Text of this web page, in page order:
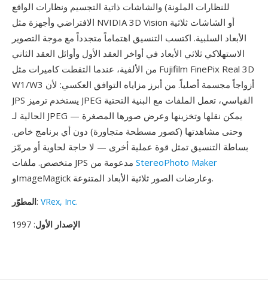
للنظارات الملونة) والشاشات ذاتية التجسيم ونظارات الواقع
الافتراضي وأجهزة مثل NVIDIA 3D Vision أو الشاشات ثلاثية
الأبعاد السلبية. اكتسب التنسيق اهتماماً متجدداً مع موجة التصوير
الاستهلاكي ثلاثي الأبعاد في أواخر العقد الأول وأوائل العقد الثاني
من الألفية، عندما التقطت كاميرات مثل Fujifilm FinePix Real 3D
W1/W3 أزواجاً مجسمة أصلياً. من أبرز مزاياه التوافق العكسي: لأن
JPS يستخدم ترميز JPEG القياسي، تعمل الملفات مع البنية التحتية
الحالية لـ JPEG — يمكن نقلها وتخزينها وعرض صورها المصغرة
وحتى مشاهدتها (كصور مسطحة متجاورة) دون أي برنامج خاص.
بساطة التنسيق تمثل قوة عملية أخرى — لا حاجة لحاوية أو مرمّز
StereoPhoto Maker
وImageMagick وعارضات الصور ثلاثية الأبعاد المتنوعة.
المطوّر: VRex, Inc.
الإصدار الأول: 1997